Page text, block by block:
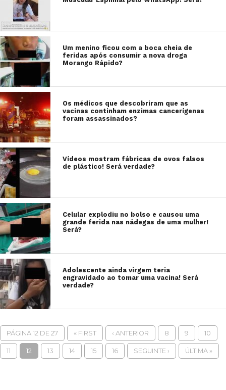
Um menino ficou com a boca cheia de
feridas após consumir a nova droga
Morango Rápido?
Os médicos que descobriram que as
vacinas continham enzimas cancerígenas
foram assassinados?
Vídeos mostram fábricas de ovos falsos
de plástico! Será verdade?
Celular explodiu no bolso e causou uma
grande ferida nas nádegas de uma mulher!
Será?
Adolescente ainda virgem teria
engravidado ao tomar uma vacina! Será
verdade?
PÁGINA 12 DE 27 « FIRST ‹ ANTERIOR 8 9 10
11 12 13 14 15 16 SEGUINTE › ÚLTIMA »